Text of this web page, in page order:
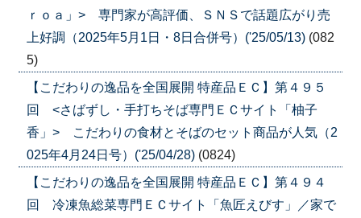
ｒｏａ」> 専門家が高評価、ＳＮＳで話題広がり売
上好調（2025年5月1日・8日合併号）('25/05/13) (082
5)
【こだわりの逸品を全国展開 特産品ＥＣ】第４９５
回 <さばずし・手打ちそば専門ＥＣサイト「柚子
香」> こだわりの食材とそばのセット商品が人気（2
025年4月24日号）('25/04/28) (0824)
【こだわりの逸品を全国展開 特産品ＥＣ】第４９４
回 冷凍魚総菜専門ＥＣサイト「魚匠えびす」／家で